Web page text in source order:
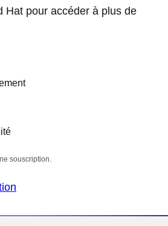
Hat pour accéder à plus de
souscription.